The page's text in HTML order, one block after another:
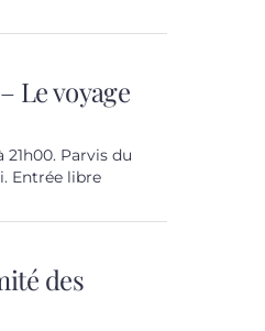
Le voyage
Parvis du
Entrée libre
des